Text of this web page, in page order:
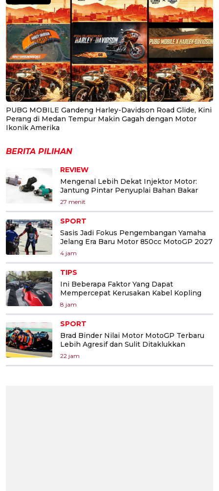
PUBG MOBILE Gandeng Harley-Davidson Road Glide, Kini
Perang di Medan Tempur Makin Gagah dengan Motor
Ikonik Amerika
BERITA PILIHAN
REVIEW
Mengenal Lebih Dekat Injektor Motor:
Jantung Pintar Penyuplai Bahan Bakar
27 menit
SPORT
Sasis Jadi Fokus Pengembangan Yamaha
Jelang Era Baru Motor 850cc MotoGP 2027
4 jam
TIPS
Ini Beberapa Faktor Yang Dapat
Mempercepat Kerusakan Kabel Kopling
8 jam
SPORT
Brad Binder Nilai Motor MotoGP Terbaru
Lebih Agresif dan Sulit Ditaklukkan
22 jam